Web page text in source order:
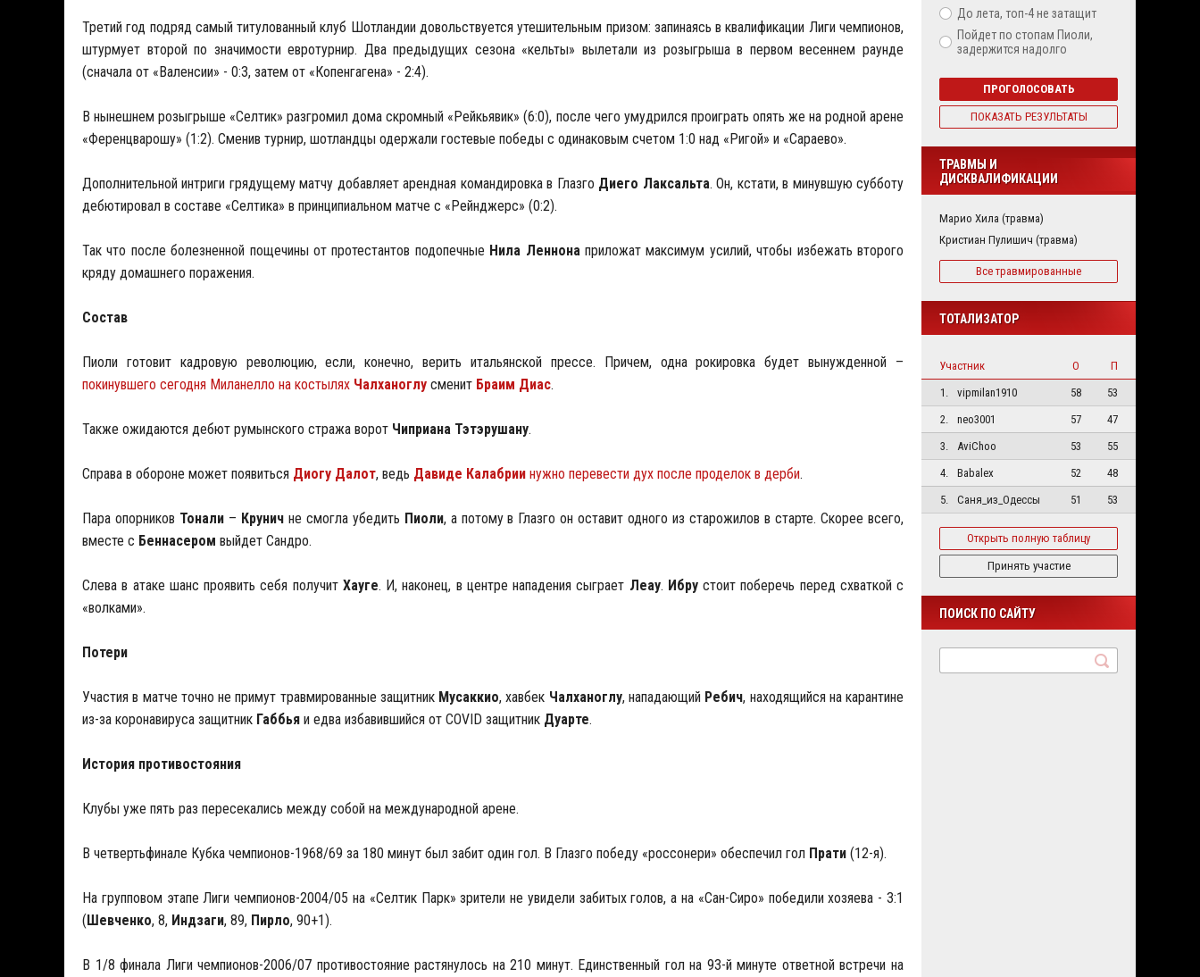
Третий год подряд самый титулованный клуб Шотландии довольствуется утешительным призом: запинаясь в квалификации Лиги чемпионов,
штурмует второй по значимости евротурнир. Два предыдущих сезона «кельты» вылетали из розыгрыша в первом весеннем раунде
(сначала от «Валенсии» - 0:3, затем от «Копенгагена» - 2:4).
В нынешнем розыгрыше «Селтик» разгромил дома скромный «Рейкьявик» (6:0), после чего умудрился проиграть опять же на родной арене
«Ференцварошу» (1:2). Сменив турнир, шотландцы одержали гостевые победы с одинаковым счетом 1:0 над «Ригой» и «Сараево».
Дополнительной интриги грядущему матчу добавляет арендная командировка в Глазго Диего Лаксальта. Он, кстати, в минувшую субботу
дебютировал в составе «Селтика» в принципиальном матче с «Рейнджерс» (0:2).
Так что после болезненной пощечины от протестантов подопечные Нила Леннона приложат максимум усилий, чтобы избежать второго
кряду домашнего поражения.
Состав
Пиоли готовит кадровую революцию, если, конечно, верить итальянской прессе. Причем, одна рокировка будет вынужденной –
покинувшего сегодня Миланелло на костылях Чалханоглу сменит Браим Диас.
Также ожидаются дебют румынского стража ворот Чиприана Тэтэрушану.
Справа в обороне может появиться Диогу Далот, ведь Давиде Калабрии нужно перевести дух после проделок в дерби.
Пара опорников Тонали– Круничне смогла убедить Пиоли, а потому в Глазго он оставит одного из старожилов в старте. Скорее всего,
вместе с Беннасером выйдет Сандро.
Слева в атаке шанс проявить себя получит Хауге. И, наконец, в центре нападения сыграет Леау. Ибрустоит поберечь перед схваткой с
«волками».
Потери
Участия в матче точно не примут травмированные защитник Мусаккио, хавбек Чалханоглу, нападающий Ребич, находящийся на карантине
из-за коронавируса защитник Габбья и едва избавившийся от COVID защитник Дуарте.
История противостояния
Клубы уже пять раз пересекались между собой на международной арене.
В четвертьфинале Кубка чемпионов-1968/69 за 180 минут был забит один гол. В Глазго победу «россонери» обеспечил гол Прати (12-я).
На групповом этапе Лиги чемпионов-2004/05 на «Селтик Парк» зрители не увидели забитых голов, а на «Сан-Сиро» победили хозяева - 3:1
(Шевченко, 8, Индзаги, 89, Пирло, 90+1).
В 1/8 финала Лиги чемпионов-2006/07 противостояние растянулось на 210 минут. Единственный гол на 93-й минуте ответной встречи на
До лета, топ-4 не затащит
Пойдет по стопам Пиоли,
задержится надолго
ПРОГОЛОСОВАТЬ
ПОКАЗАТЬ РЕЗУЛЬТАТЫ
ТРАВМЫ И
ДИСКВАЛИФИКАЦИИ
Марио Хила (травма)
Кристиан Пулишич (травма)
Все травмированные
ТОТАЛИЗАТОР
Участник О
П
1.
vipmilan1910 58
53
2.
neo3001 57
47
3.
AviChoo 53
55
4.
Babalex 52
48
5.
Саня_из_Одессы 51 53
Открыть полную таблицу
Принять участие
ПОИСК ПО САЙТУ